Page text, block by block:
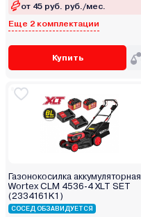
от 45 руб. руб./мес.
Еще 2 комплектации
Купить
Газонокосилка аккумуляторная
Wortex CLM 4536-4 XLT SET
(2334161K1)
СОСЕД ОБЗАВИДУЕТСЯ